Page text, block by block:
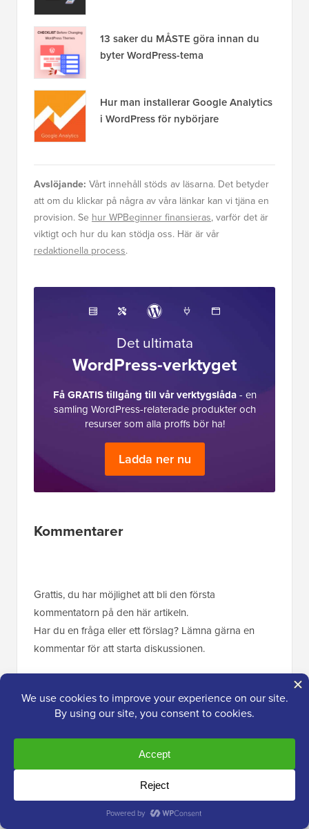
13 saker du MÅSTE göra innan du
byter WordPress-tema
Hur man installerar Google Analytics
i WordPress för nybörjare
Avslöjande: Vårt innehåll stöds av läsarna. Det betyder
att om du klickar på några av våra länkar kan vi tjäna en
provision. Se hur WPBeginner finansieras, varför det är
viktigt och hur du kan stödja oss. Här är vår
redaktionella process.
Det ultimata
WordPress-verktyget
Få GRATIS tillgång till vår verktygslåda- en
samling WordPress-relaterade produkter och
resurser som alla proffs bör ha!
Ladda ner nu
Läsarnas
Kommentarer
Grattis, du har möjlighet att bli den första
kommentatorn på den här artikeln.
Har du en fråga eller ett förslag? Lämna gärna en
kommentar för att starta diskussionen.
Lämna ett svar
Tack för att du väljer att lämna en kommentar. Tänk
på att alla kommentarer modereras enligt vår
kommentarpolicy, och din e-postadress kommer
INTE att publiceras. Använd INTE nyckelord i namn
fältet. Låt oss ha en personlig och meningsfull